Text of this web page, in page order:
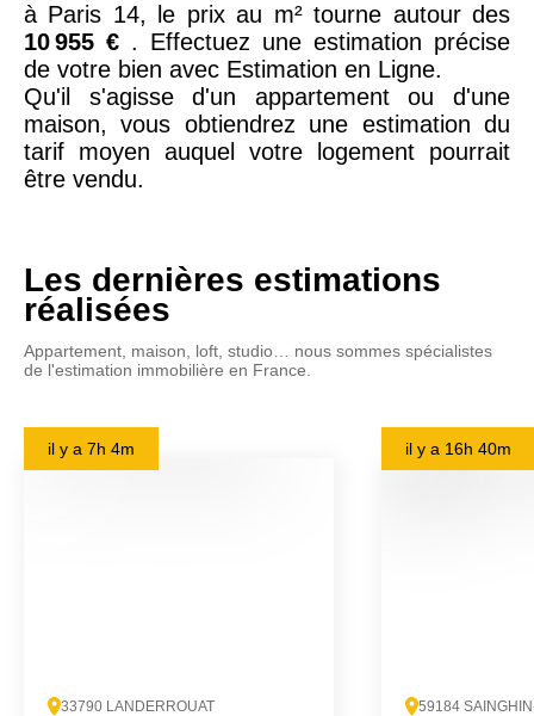
à Paris 14, le prix au m² tourne autour des
10 955 € . Effectuez une estimation précise
de votre bien avec Estimation en Ligne.
Qu'il s'agisse d'un appartement ou d'une
maison, vous obtiendrez une estimation du
tarif moyen auquel votre logement pourrait
être vendu.
Les dernières estimations
réalisées
Appartement, maison, loft, studio… nous sommes spécialistes
de l'estimation immobilière en France.
il y a 7h 4m
33790 LANDERROUAT
il y a 16h 40m
59184